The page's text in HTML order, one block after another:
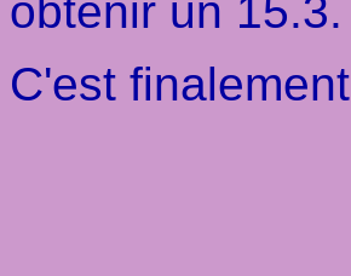
obtenir un 15.3.
C'est finalement